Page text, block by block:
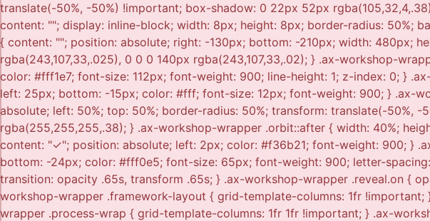
translate(-50%, -50%) !important; box-shadow: 0 22px 52px
content: ""; display: inline-block; width: 8px; height: 8px; border-radius: 50%;
{ content: ""; position: absolute; right: -130px; bottom: -210px; width: 480px;
rgba(243,107,33,.025), 0 0 0 140px rgba(243,107,33,.02); } .ax-workshop-
color: #fff1e7; font-size: 112px; font-weight: 900; line-height: 1; z-index: 0; }
left: 25px; bottom: -15px; color: #fff; font-size: 12px; font-weight: 900; } .ax-
absolute; left: 50%; top: 50%; border-radius: 50%; transform: translate(-50%,
rgba(255,255,255,.38); } .ax-workshop-wrapper .orbit::after { width: 40%;
content: "✓"; position: absolute; left: 2px; color: #f36b21; font-weight: 900; }
bottom: -24px; color: #fff0e5; font-size: 65px; font-weight: 900; letter-
transition: opacity .65s, transform .65s; } .ax-workshop-wrapper .reveal.on {
workshop-wrapper .framework-layout { grid-template-columns: 1fr
wrapper .process-wrap { grid-template-columns: 1fr 1fr !important; } .ax-